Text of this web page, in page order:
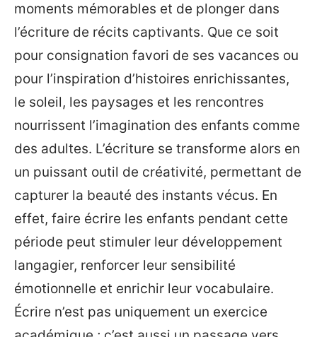
moments mémorables et de plonger dans
l’écriture de récits captivants. Que ce soit
pour consignation favori de ses vacances ou
pour l’inspiration d’histoires enrichissantes,
le soleil, les paysages et les rencontres
nourrissent l’imagination des enfants comme
des adultes. L’écriture se transforme alors en
un puissant outil de créativité, permettant de
capturer la beauté des instants vécus. En
effet, faire écrire les enfants pendant cette
période peut stimuler leur développement
langagier, renforcer leur sensibilité
émotionnelle et enrichir leur vocabulaire.
Écrire n’est pas uniquement un exercice